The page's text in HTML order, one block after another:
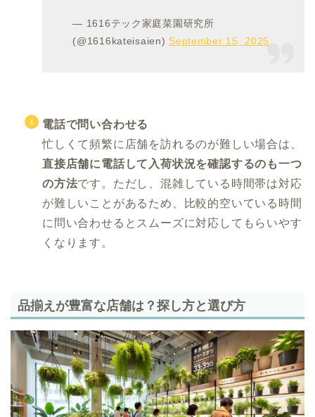
— 1616テック家庭菜園研究所
(@1616kateisaien) September 15, 2025
電話で問い合わせる
忙しくて頻繁に店舗を訪れるのが難しい場合は、
直接店舗に電話して入荷状況を確認するのも一つ
の方法です。ただし、混雑している時間帯は対応
が難しいことがあるため、比較的空いている時間
に問い合わせるとスムーズに対応してもらいやす
くなります。
品揃えが豊富な店舗は？探し方と選び方